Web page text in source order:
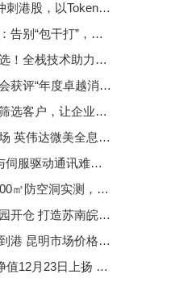
为核心如何破解估值难题？
精准匹配需求省话费攻略！
力汽车行业AI转型领跑市场
卓越消费品牌企业”殊荣
业营销预算花出高回报率
全息发力开源AI与技术融合
转EtherCAT网关配置全解析
，信号与颜值的双重逆袭
皖南核心冷链枢纽辐射多城
价格下降 春节或迎小幅上涨
成立以来收益超111%引关注